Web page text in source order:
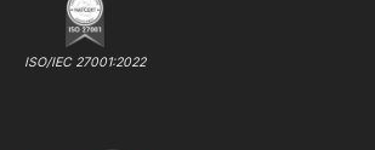
ISO/IEC 27001:2022